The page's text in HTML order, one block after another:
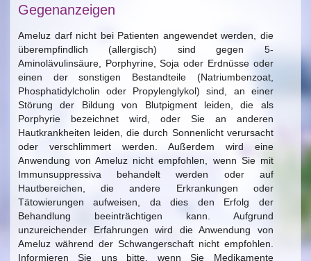
Gegenanzeigen
Ameluz darf nicht bei Patienten angewendet werden, die
überempfindlich (allergisch) sind gegen 5-
Aminolävulinsäure, Porphyrine, Soja oder Erdnüsse oder
einen der sonstigen Bestandteile (Natriumbenzoat,
Phosphatidylcholin oder Propylenglykol) sind, an einer
Störung der Bildung von Blutpigment leiden, die als
Porphyrie bezeichnet wird, oder Sie an anderen
Hautkrankheiten leiden, die durch Sonnenlicht verursacht
oder verschlimmert werden. Außerdem wird eine
Anwendung von Ameluz nicht empfohlen, wenn Sie mit
Immunsuppressiva behandelt werden oder auf
Hautbereichen, die andere Erkrankungen oder
Tätowierungen aufweisen, da dies den Erfolg der
Behandlung beeinträchtigen kann. Aufgrund
unzureichender Erfahrungen wird die Anwendung von
Ameluz während der Schwangerschaft nicht empfohlen.
Informieren Sie uns bitte, wenn Sie Medikamente